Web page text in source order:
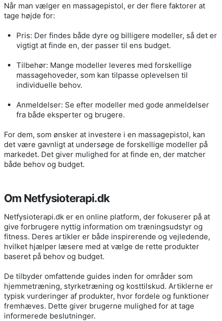
Når man vælger en massagepistol, er der flere faktorer at
tage højde for:
Pris: Der findes både dyre og billigere modeller, så det er
vigtigt at finde en, der passer til ens budget.
Tilbehør: Mange modeller leveres med forskellige
massagehoveder, som kan tilpasse oplevelsen til
individuelle behov.
Anmeldelser: Se efter modeller med gode anmeldelser
fra både eksperter og brugere.
For dem, som ønsker at investere i en massagepistol, kan
det være gavnligt at undersøge de forskellige modeller på
markedet. Det giver mulighed for at finde en, der matcher
både behov og budget.
Om Netfysioterapi.dk
Netfysioterapi.dk er en online platform, der fokuserer på at
give forbrugere nyttig information om træningsudstyr og
fitness. Deres artikler er både inspirerende og vejledende,
hvilket hjælper læsere med at vælge de rette produkter
baseret på behov og budget.
De tilbyder omfattende guides inden for områder som
hjemmetræning, styrketræning og kosttilskud. Artiklerne er
typisk vurderinger af produkter, hvor fordele og funktioner
fremhæves. Dette giver brugerne mulighed for at tage
informerede beslutninger.